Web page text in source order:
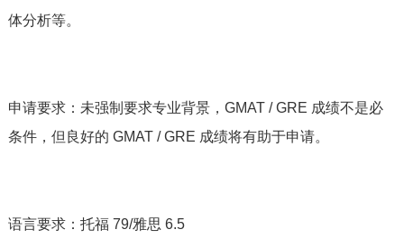
体分析等。
申请要求：未强制要求专业背景，GMAT / GRE 成绩不是必
条件，但良好的 GMAT / GRE 成绩将有助于申请。
语言要求：托福 79/雅思 6.5